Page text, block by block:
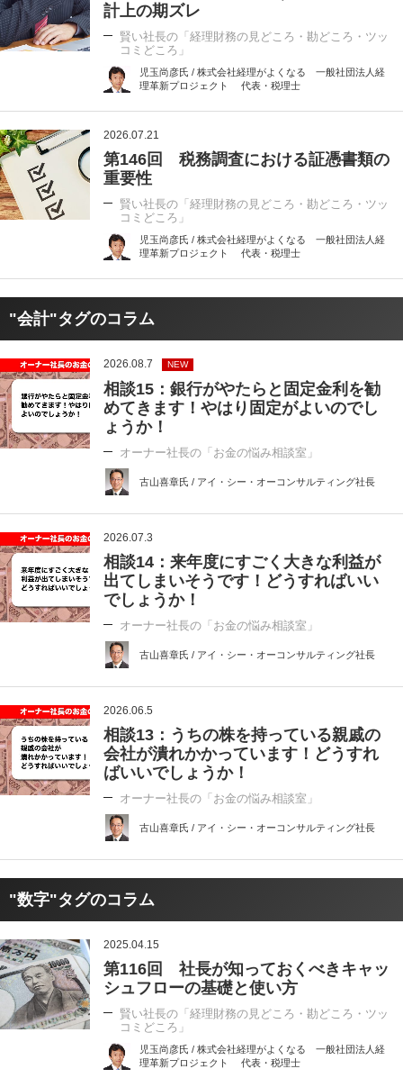
計上の期ズレ
賢い社長の「経理財務の見どころ・勘どころ・ツッ
コミどころ」
児玉尚彦氏 / 株式会社経理がよくなる 一般社団法人経
理革新プロジェクト 代表・税理士
2026.07.21
第146回 税務調査における証憑書類の
重要性
賢い社長の「経理財務の見どころ・勘どころ・ツッ
コミどころ」
児玉尚彦氏 / 株式会社経理がよくなる 一般社団法人経
理革新プロジェクト 代表・税理士
"会計"タグのコラム
2026.08.7 NEW
相談15：銀行がやたらと固定金利を勧
めてきます！やはり固定がよいのでし
ょうか！
オーナー社長の「お金の悩み相談室」
古山喜章氏 / アイ・シー・オーコンサルティング社長
2026.07.3
相談14：来年度にすごく大きな利益が
出てしまいそうです！どうすればいい
でしょうか！
オーナー社長の「お金の悩み相談室」
古山喜章氏 / アイ・シー・オーコンサルティング社長
2026.06.5
相談13：うちの株を持っている親戚の
会社が潰れかかっています！どうすれ
ばいいでしょうか！
オーナー社長の「お金の悩み相談室」
古山喜章氏 / アイ・シー・オーコンサルティング社長
"数字"タグのコラム
2025.04.15
第116回 社長が知っておくべきキャッ
シュフローの基礎と使い方
賢い社長の「経理財務の見どころ・勘どころ・ツッ
コミどころ」
児玉尚彦氏 / 株式会社経理がよくなる 一般社団法人経
理革新プロジェクト 代表・税理士